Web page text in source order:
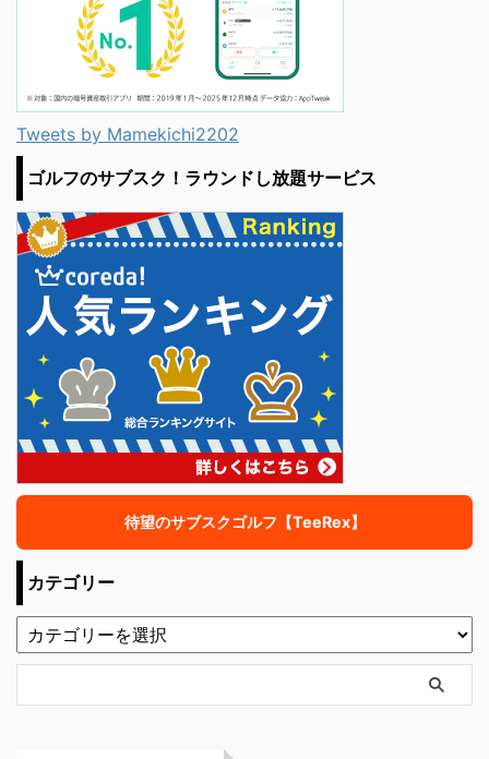
Tweets by Mamekichi2202
ゴルフのサブスク！ラウンドし放題サービス
待望のサブスクゴルフ【TeeRex】
カテゴリー